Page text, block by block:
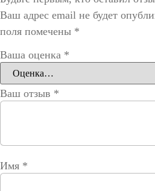
Ваш адрес email не будет
поля помечены *
Ваша оценка *
Ваш отзыв *
Имя *